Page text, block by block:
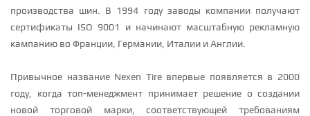
производства шин. В 1994 году заводы компании получают
сертификаты ISO 9001 и начинают масштабную рекламную
кампанию во Франции, Германии, Италии и Англии.
Привычное название Nexen Tire впервые появляется в 2000
году, когда топ-менеджмент принимает решение о создании
новой торговой марки, соответствующей требованиям